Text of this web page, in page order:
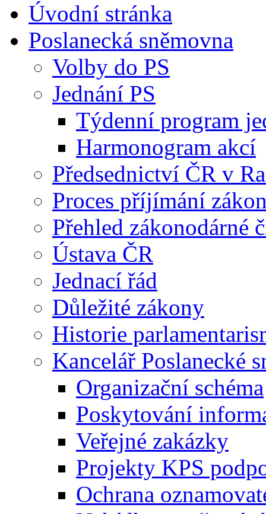
Úvodní stránka
Poslanecká sněmovna
Volby do PS
Jednání PS
Týdenní program
Harmonogram akcí
Předsednictví ČR v
Proces příjímání
Přehled zákonodárné
Ústava ČR
Jednací řád
Důležité zákony
Historie
Kancelář Poslanecké
Organizační schéma
Poskytování
Veřejné zakázky
Projekty KPS
Ochrana